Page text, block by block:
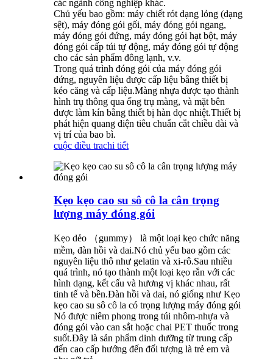
các ngành công nghiệp khác.
Chủ yếu bao gồm: máy chiết rót dạng lỏng (dạng
sệt), máy đóng gói gối, máy đóng gói ngang,
máy đóng gói đứng, máy đóng gói hạt bột, máy
đóng gói cấp túi tự động, máy đóng gói tự động
cho các sản phẩm đông lạnh, v.v.
Trong quá trình đóng gói của máy đóng gói
đứng, nguyên liệu được cấp liệu bằng thiết bị
kéo căng và cấp liệu.Màng nhựa được tạo thành
hình trụ thông qua ống trụ màng, và mặt bên
được làm kín bằng thiết bị hàn dọc nhiệt.Thiết bị
phát hiện quang điện tiêu chuẩn cắt chiều dài và
vị trí của bao bì.
cuộc điều trachi tiết
Kẹo kẹo cao su sô cô la cân trọng
lượng máy đóng gói
Kẹo dẻo （gummy） là một loại kẹo chức năng
mềm, đàn hồi và dai.Nó chủ yếu bao gồm các
nguyên liệu thô như gelatin và xi-rô.Sau nhiều
quá trình, nó tạo thành một loại kẹo rắn với các
hình dạng, kết cấu và hương vị khác nhau, rất
tinh tế và bền.Đàn hồi và dai, nó giống như Kẹo
kẹo cao su sô cô la có trọng lượng máy đóng gói
Nó được niêm phong trong túi nhôm-nhựa và
đóng gói vào can sắt hoặc chai PET thuốc trong
suốt.Đây là sản phẩm dinh dưỡng từ trung cấp
đến cao cấp hướng đến đối tượng là trẻ em và